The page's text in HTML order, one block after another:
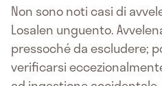
Non sono noti casi di
Losalen unguento.
pressoché da escludere;
verificarsi